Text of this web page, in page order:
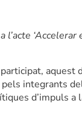
‘Accelerar
aquest
pels integrants
d’impuls